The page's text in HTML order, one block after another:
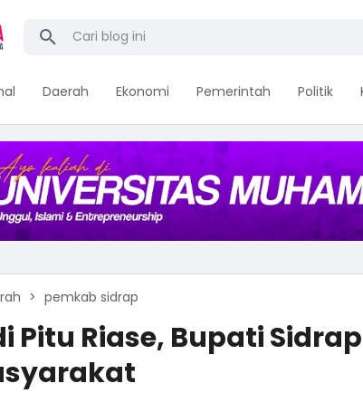
Daerah Ekonomi Pemerintah Politik
pemkab sidrap
Pitu Riase, Bupati